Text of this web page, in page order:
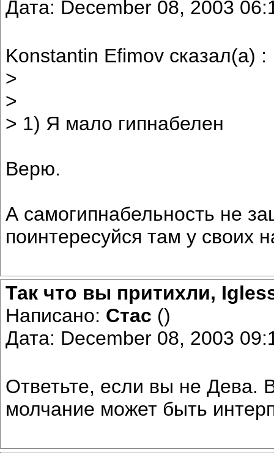
Дата: December 08, 2003
Konstantin Efimov сказал(а) :
>
>
> 1) Я мало гипнабелен
Верю.
А самогипнабельность не
поинтересуйся там у своих
Так что вы притихли,
Написано: Стас ()
Дата: December 08, 2003
Ответьте, если вы не Дева.
молчание может быть